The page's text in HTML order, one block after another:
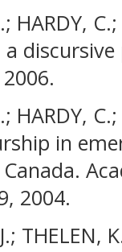
HARDY,
HARDY,
in
2004.